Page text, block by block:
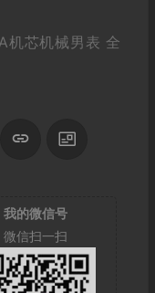
我的微信号
微信扫一扫